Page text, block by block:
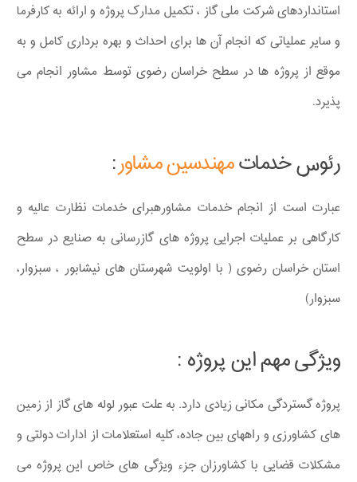
استانداردهای شرکت ملی گاز ، تکمیل مدارک پروژه و ارائه به کارفرما
و سایر عملیاتی که انجام آن ها برای احداث و بهره برداری کامل و به
موقع از پروژه ها در سطح خراسان رضوی توسط مشاور انجام می
پذیرد.
رئوس خدماتمهندسین مشاور:
عبارت است از انجام خدمات مشاورهبرای خدمات نظارت عالیه و
کارگاهی بر عملیات اجرایی پروژه های گازرسانی به صنایع در سطح
استان خراسان رضوی ( با اولویت شهرستان های نیشابور ، سبزوار،
سبزوار)
ویژگی مهم این پروژه :
پروژه گستردگی مکانی زیادی دارد. به علت عبور لوله های گاز از زمین
های کشاورزی و راههای بین جاده، کلیه استعلامات از ادارات دولتی و
مشکلات قضایی با کشاورزان جزء ویژگی های خاص این پروژه می